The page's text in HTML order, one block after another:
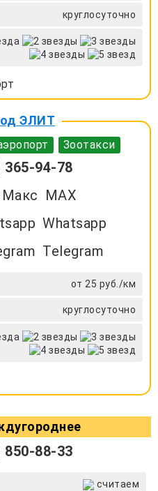
круглосуточно
ЭЛИТ
Зоотакси
94-78
MAX
Whatsapp
Telegram
от 25 руб./км
круглосуточно
88-33
считаем